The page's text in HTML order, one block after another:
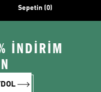
Sepetin (0)
İNDİRİM